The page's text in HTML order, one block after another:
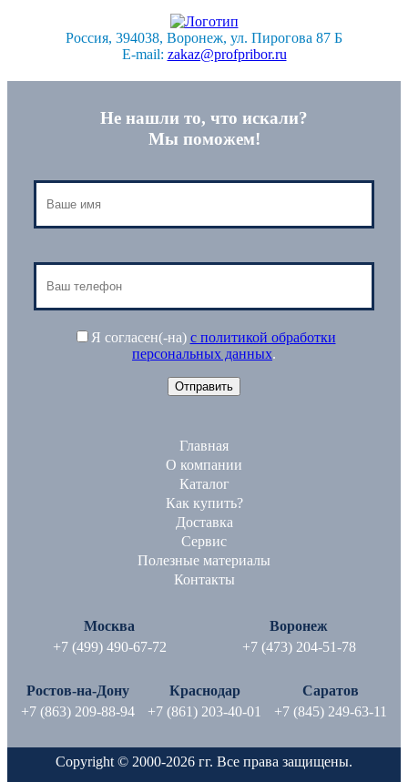
Россия, 394038, Воронеж, ул. Пирогова 87 Б
E-mail: zakaz@profpribor.ru
Не нашли то, что искали?
Мы поможем!
Я согласен(-на) с политикой обработки
персональных данных.
Главная
О компании
Каталог
Как купить?
Доставка
Сервис
Полезные материалы
Контакты
Москва
+7 (499) 490-67-72
Воронеж
+7 (473) 204-51-78
Ростов-на-Дону
+7 (863) 209-88-94
Краснодар
+7 (861) 203-40-01
Саратов
+7 (845) 249-63-11
Copyright © 2000-2026 гг. Все права защищены.